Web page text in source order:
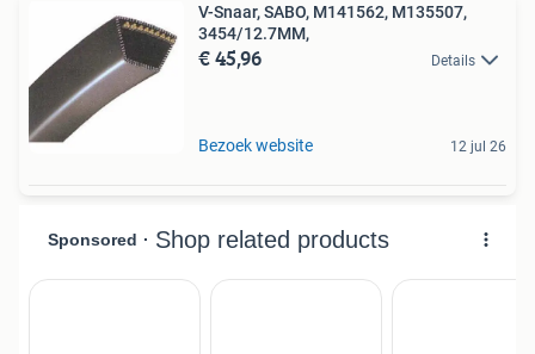
V-Snaar, SABO, M141562, M135507,
3454/12.7MM,
€ 45,96 Details
Bezoek website 12 jul 26